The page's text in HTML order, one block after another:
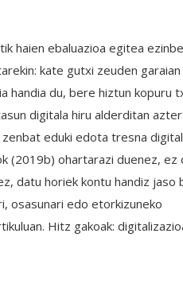
haien ebaluazioa egitea
kate gutxi zeuden garaian
handia du, bere hiztun kopuru
digitala hiru alderditan
eduki edota tresna digital
(2019b) ohartarazi duenez, ez
datu horiek kontu handiz jaso
osasunari edo etorkizuneko
Hitz gakoak: